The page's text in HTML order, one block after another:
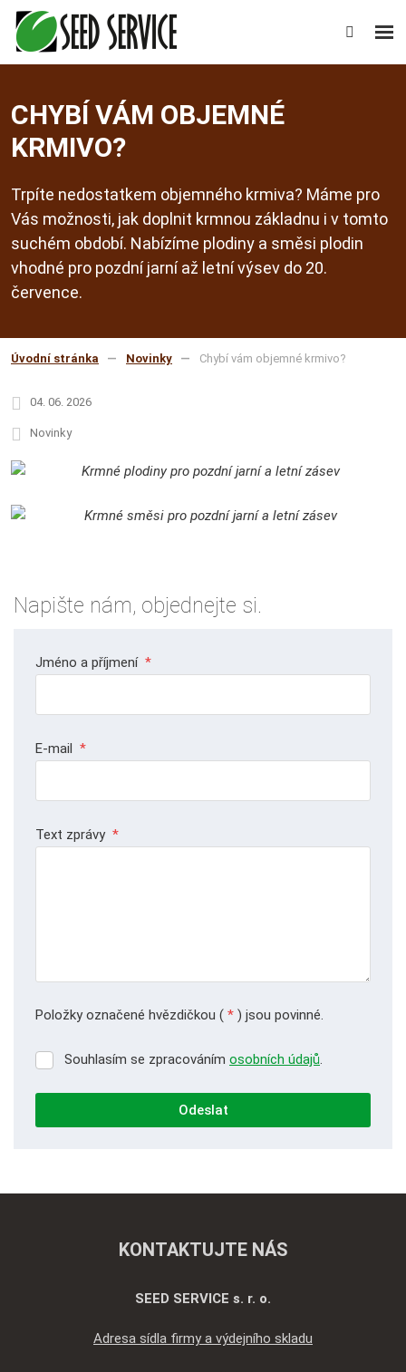
CHYBÍ VÁM OBJEMNÉ
KRMIVO?
Trpíte nedostatkem objemného krmiva? Máme pro
Vás možnosti, jak doplnit krmnou základnu i v tomto
suchém období. Nabízíme plodiny a směsi plodin
vhodné pro pozdní jarní až letní výsev do 20.
července.
Úvodní stránka Novinky Chybí vám objemné krmivo?
04. 06. 2026
Novinky
Napište nám, objednejte si.
Jméno a příjmení *
E-mail *
Text zprávy *
Položky označené hvězdičkou ( * ) jsou povinné.
Souhlasím
zpracováním
Souhlasím se zpracováním osobních údajů.
Odeslat
nepodařilo
KONTAKTUJTE NÁS
SEED SERVICE s. r. o.
Adresa sídla firmy a výdejního skladu